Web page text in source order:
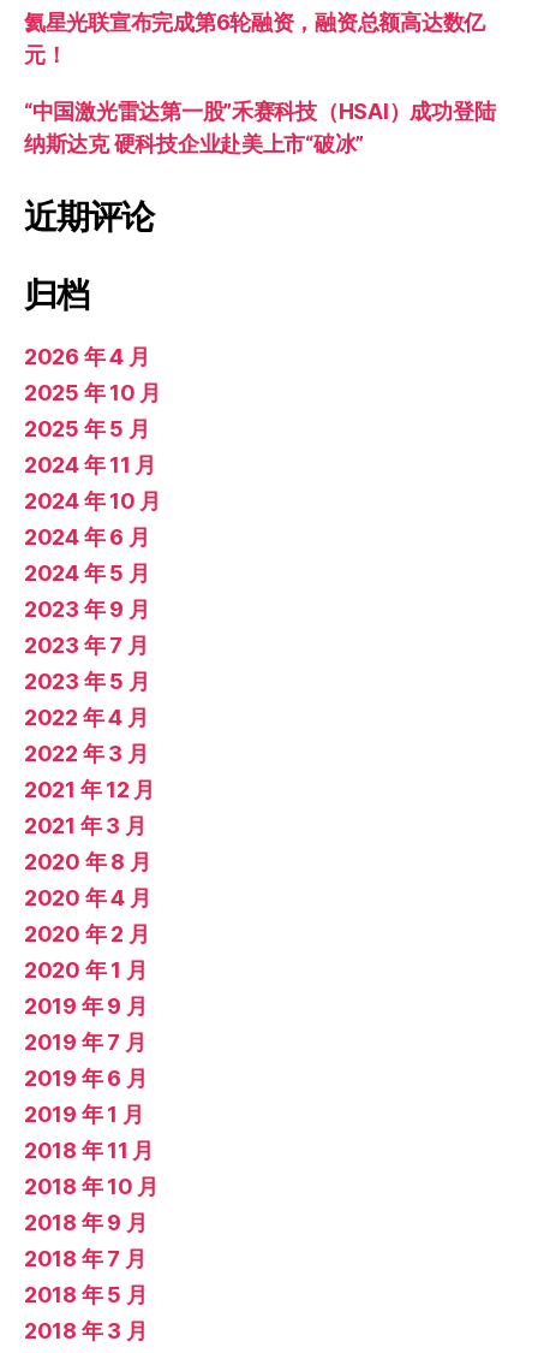
氦星光联宣布完成第6轮融资，融资总额高达数亿
元！
“中国激光雷达第一股”禾赛科技（HSAI）成功登陆
纳斯达克 硬科技企业赴美上市“破冰”
近期评论
归档
2026 年 4 月
2025 年 10 月
2025 年 5 月
2024 年 11 月
2024 年 10 月
2024 年 6 月
2024 年 5 月
2023 年 9 月
2023 年 7 月
2023 年 5 月
2022 年 4 月
2022 年 3 月
2021 年 12 月
2021 年 3 月
2020 年 8 月
2020 年 4 月
2020 年 2 月
2020 年 1 月
2019 年 9 月
2019 年 7 月
2019 年 6 月
2019 年 1 月
2018 年 11 月
2018 年 10 月
2018 年 9 月
2018 年 7 月
2018 年 5 月
2018 年 3 月